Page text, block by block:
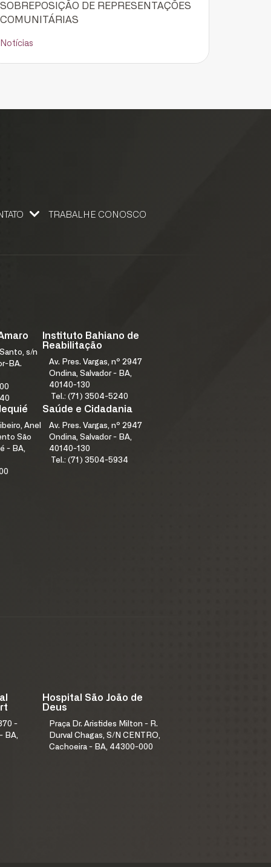
SOBREPOSIÇÃO DE REPRESENTAÇÕES
COMUNITÁRIAS
Notícias
TRABALHE CONOSCO
s/n
BA.
Instituto Bahiano de
Reabilitação
Av. Pres. Vargas, nº 2947
Ondina, Salvador - BA,
40140-130
Tel.: (71) 3504-5240
Anel
São
- BA,
Saúde e Cidadania
Av. Pres. Vargas, nº 2947
Ondina, Salvador - BA,
40140-130
Tel.: (71) 3504-5934
-
BA,
Hospital São João de
Deus
Praça Dr. Aristides Milton - R.
Durval Chagas, S/N CENTRO,
Cachoeira - BA, 44300-000